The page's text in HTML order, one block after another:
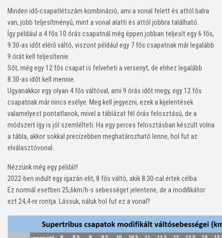
Minden idő-csapatlétszám kombináció, ami a vonal felett és attól balra
van, jobb teljesítményű, mint a vonal alatti és attól jobbra található.
Így például a 4 fős 10 órás csapatnál még éppen jobban teljesít egy 6 fős,
9:30-as időt elérő váltó, viszont például egy 7 fős csapatnak már legalább
9 órát kell teljesítenie.
Sőt, még egy 12 fős csapat is felveheti a versenyt, de ehhez legalább
8:30-as időt kell mennie.
Ugyanakkor egy olyan 4 fős váltóval, ami 9 órás időt megy, egy 12 fős
csapatnak már nincs esélye. Meg kell jegyezni, ezek a kijelentések
valamelyest pontatlanok, mivel a táblázat fél órás felosztású, de a
módszert így is jól szemlélteti. Ha egy perces felosztásban készült volna
a tábla, akkor sokkal precízebben meghatározható lenne, hol fut az
elválasztóvonal.
Nézzünk még egy példát!
2022-ben indult egy igazán elit, 8 fős váltó, akik 8:30-cal értek célba.
Ez normál esetben 25,6km/h-s sebességet jelentene, de a modifikátor
ezt 24,4-re rontja. Lássuk, náluk hol fut ez a vonal?